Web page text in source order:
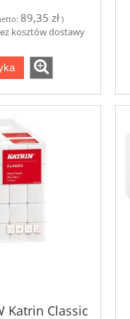
89,35 zł)
kosztów dostawy
Katrin Classic